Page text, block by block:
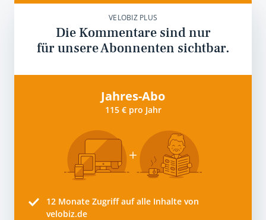
VELOBIZ PLUS
Die Kommentare sind nur
für unsere Abonnenten sichtbar.
Jahres-Abo
115 € pro Jahr
12 Monate Zugriff auf alle Inhalte von
velobiz.de